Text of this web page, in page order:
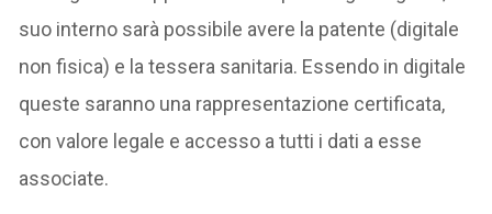
suo interno sarà possibile avere la patente (digitale
non fisica) e la tessera sanitaria. Essendo in digitale
queste saranno una rappresentazione certificata,
con valore legale e accesso a tutti i dati a esse
associate.